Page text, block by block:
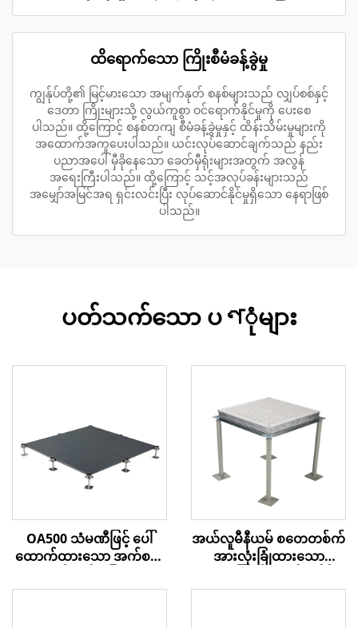
ထိရောက်သော ကြိုးစီမံခန့်ခွဲမှု
ကျွန်ုပ်တို့၏ မြင့်မားသော အမျက်နုတ် စနစ်များသည် လျှပ်စစ်နှင့်
ဒေတာ ကြိုးများသို့ လွယ်ကူစွာ ဝင်ရောက်နိုင်မှုကို ပေးစေ
ပါသည်။ ထို့ကြောင့် စနစ်တကျ စီမံခန့်ခွဲမှုနှင့် ထိန်းသိမ်းမှုများကို
အထောက်အကူပေးပါသည်။ ယင်းလုပ်ဆောင်ချက်သည် နည်း
ပညာအပေါ် မှီခိုနေသော ခေတ်မှီရုံးများအတွက် အလွန်
အရေးကြီးပါသည်။ ထို့ကြောင့် သင့်အလုပ်ခန်းများသည်
အမျှော်အမြင်အရ ရှင်းလင်းပြီး လုပ်ဆောင်နိုင်မှုရှိသော နေရာဖြစ်
ပါသည်။
ပတ်သက်သော ပণုံများ
OA500 သံမဏီဖြင့် ပေါ်
ထောက်ထားသော အက်စက်
အယ်လူမီနီယမ် စတေတစ်က်
အားလုံးခြုံထားသော
လော့ဖ်